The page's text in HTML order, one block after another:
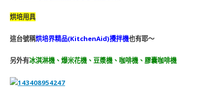
烘培用具
這台號稱烘培界精品(KitchenAid)攪拌機也有耶～
另外有冰淇淋機、爆米花機、豆漿機、咖啡機、膠囊咖啡機